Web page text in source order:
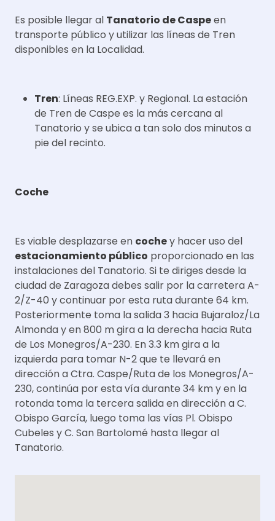
Es posible llegar al Tanatorio de Caspeen
transporte público y utilizar las líneas de Tren
disponibles en la Localidad.
Tren: Líneas REG.EXP. y Regional. La estación
de Tren de Caspe es la más cercana al
Tanatorio y se ubica a tan solo dos minutos a
pie del recinto.
Coche
Es viable desplazarse en cochey hacer uso del
estacionamiento público proporcionado en las
instalaciones del Tanatorio. Si te diriges desde la
ciudad de Zaragoza debes salir por la carretera A-
2/Z-40 y continuar por esta ruta durante 64 km.
Posteriormente toma la salida 3 hacia Bujaraloz/La
Almonda y en 800 m gira a la derecha hacia Ruta
de Los Monegros/A-230. En 3.3 km gira a la
izquierda para tomar N-2 que te llevará en
dirección a Ctra. Caspe/Ruta de los Monegros/A-
230, continúa por esta vía durante 34 km y en la
rotonda toma la tercera salida en dirección a C.
Obispo García, luego toma las vías Pl. Obispo
Cubeles y C. San Bartolomé hasta llegar al
Tanatorio.